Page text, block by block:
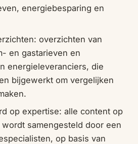
energiebesparing en
overzichten van
en gastarieven en
energieleveranciers, die
bijgewerkt om vergelijken
op expertise: alle content op
samengesteld door een
op basis van